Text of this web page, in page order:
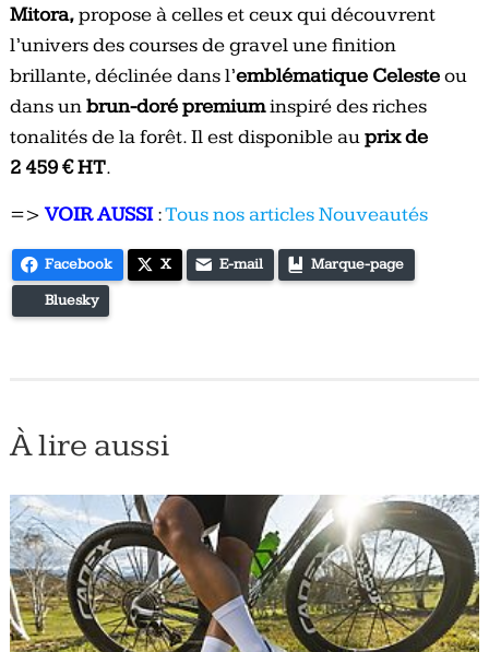
Mitora,propose à celles et ceux qui découvrent
l’univers des courses de gravel une finition
brillante, déclinée dans l’emblématique Celesteou
dans unbrun-doré premiuminspiré des riches
tonalités de la forêt. Il est disponible auprix de
2 459 € HT.
=>VOIR AUSSI:Tous nos articles Nouveautés
Facebook X E-mail Marque-page
Bluesky
À lire aussi